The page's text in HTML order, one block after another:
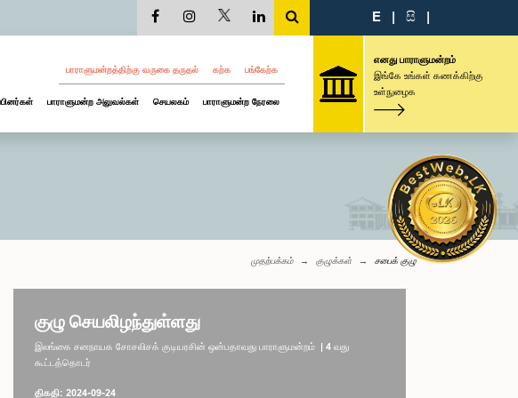
E | සි |
பாராளுமன்றத்திற்கு வருகை தருதல் கற்க பங்கேற்க
பாராளுமன்ற அலுவல்கள் செயலகம் பாராளுமன்ற நேரலை
எனது பாராளுமன்றம்
இங்கே உங்கள் கணக்கிற்கு
உள்நுழைக
முதற்பக்கம் குழுக்கள் சபைக் குழு
குழு செயலிழந்துள்ளது
இலங்கை சனநாயக சோசலிசக் குடியரசின் ஒன்பதாவது பாராளுமன்றம் | 4 வது
கூட்டத்தொடர்
திகதி: 2024-09-24